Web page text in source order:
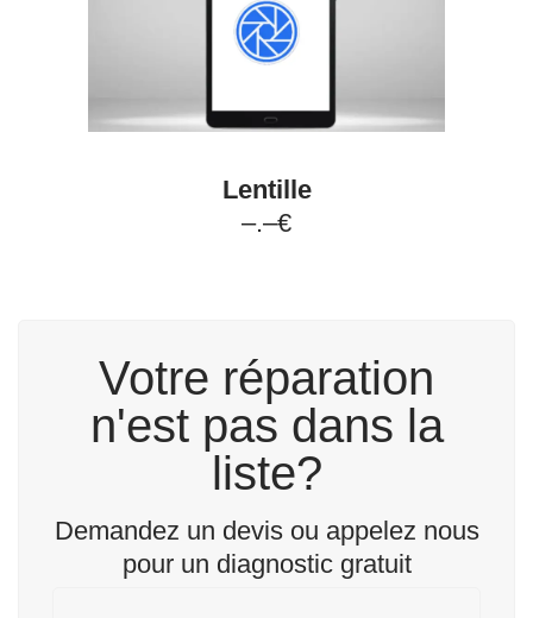
Lentille
–.–€
Votre réparation
n'est pas dans la
liste?
Demandez un devis ou appelez nous
pour un diagnostic gratuit